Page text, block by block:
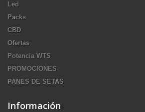
Led
Packs
CBD
Ofertas
Potencia WTS
PROMOCIONES
PANES DE SETAS
Información